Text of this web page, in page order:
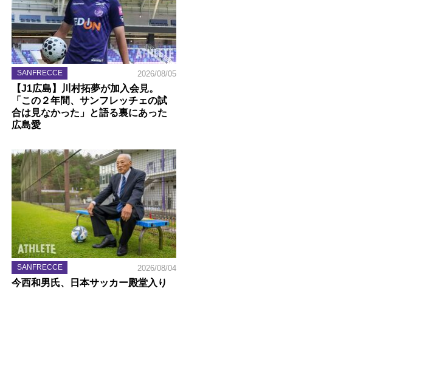
SANFRECCE 2026/08/05
【J1広島】川村拓夢が加入会見。
「この２年間、サンフレッチェの試
合は見なかった」と語る裏にあった
広島愛
SANFRECCE 2026/08/04
今西和男氏、日本サッカー殿堂入り